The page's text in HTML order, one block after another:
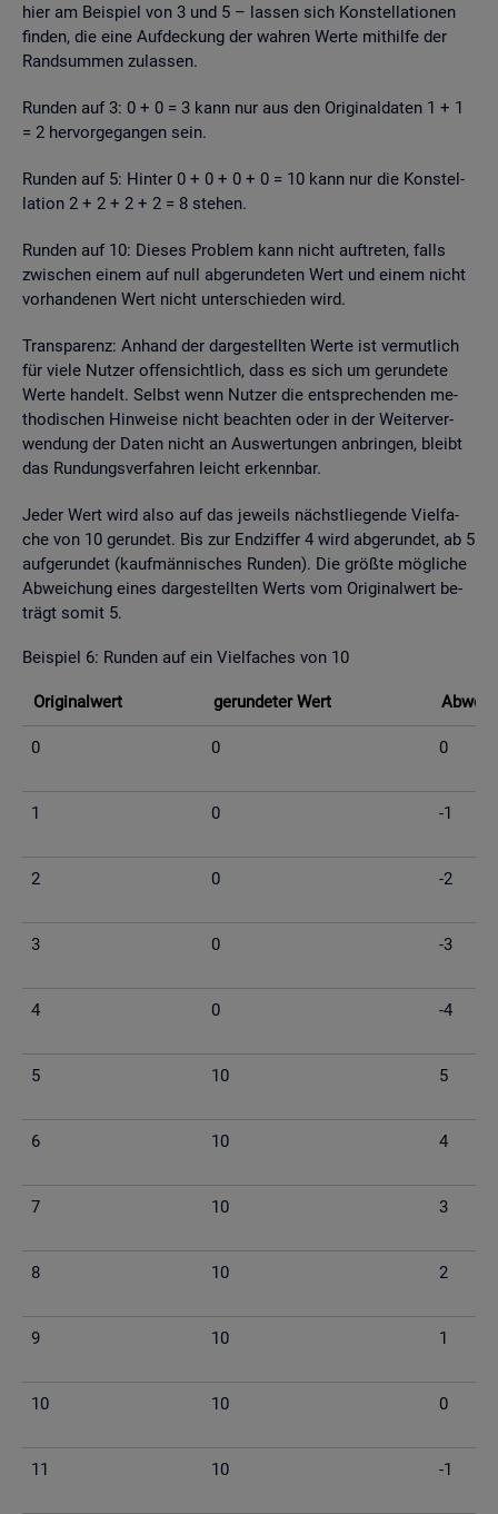
hier am Bei­spiel von 3 und 5 – las­sen sich Kon­stel­la­tio­nen
fin­den, die eine Auf­de­ckung der wah­ren Werte mit­hil­fe der
Rand­sum­men zu­las­sen.
Run­den auf 3: 0 + 0 = 3 kann nur aus den Ori­gi­nal­da­ten 1 + 1
= 2 her­vor­ge­gan­gen sein.
Run­den auf 5: Hin­ter 0 + 0 + 0 + 0 = 10 kann nur die Kon­stel­
la­ti­on 2 + 2 + 2 + 2 = 8 ste­hen.
Run­den auf 10: Die­ses Pro­blem kann nicht auf­tre­ten, falls
zwi­schen einem auf null ab­ge­run­de­ten Wert und einem nicht
vor­han­de­nen Wert nicht un­ter­schie­den wird.
Trans­pa­renz: An­hand der dar­ge­stell­ten Werte ist ver­mut­lich
für viele Nut­zer of­fen­sicht­lich, dass es sich um ge­run­de­te
Werte han­delt. Selbst wenn Nut­zer die ent­spre­chen­den me­
tho­di­schen Hin­wei­se nicht be­ach­ten oder in der Wei­ter­ver­
wen­dung der Daten nicht an Aus­wer­tun­gen an­brin­gen, bleibt
das Run­dungs­ver­fah­ren leicht er­kenn­bar.
Jeder Wert wird also auf das je­weils nächst­lie­gen­de Viel­fa­
che von 10 ge­run­det. Bis zur End­zif­fer 4 wird ab­ge­run­det, ab 5
auf­ge­run­det (kauf­män­ni­sches Run­den). Die grö­ß­te mög­li­che
Ab­wei­chung eines dar­ge­stell­ten Werts vom Ori­gi­nal­wert be­
trägt somit 5.
Bei­spiel 6: Run­den auf ein Viel­fa­ches von 10
Ori­gi­nal­wert ge­run­de­ter Wert
0 0 0
1 0 -1
2 0 -2
3 0 -3
4 0 -4
5 10 5
6 10 4
7 10 3
8 10 2
9 10 1
10 10 0
11 10 -1